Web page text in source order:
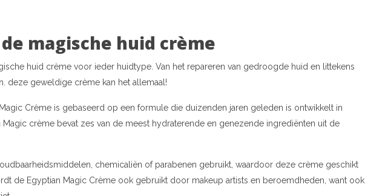
magische huid crème
huid crème voor ieder huidtype. Van het repareren van gedroogde huid en littekens
deze geweldige crème kan het allemaal!
Crème is gebaseerd op een formule die duizenden jaren geleden is ontwikkelt in
crème bevat zes van de meest hydraterende en genezende ingrediënten uit de
chemicaliën of parabenen gebruikt, waardoor deze crème geschikt
de Egyptian Magic Crème ook gebruikt door makeup artists en beroemdheden, want ook